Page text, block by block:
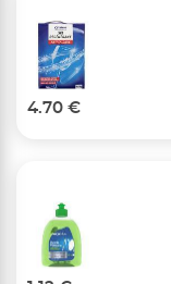
4.70 €